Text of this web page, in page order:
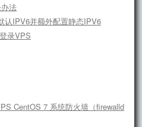
法
认IPV6并额外配置静态IPV6
录VPS
CentOS 7 系统防火墙（firewalld